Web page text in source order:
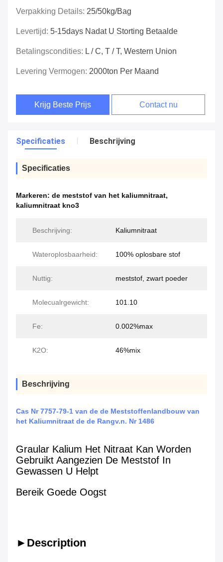
Verpakking Details: 25/50kg/bag
Levertijd: 5-15days Nadat U Storting Betaalde
Betalingscondities: L / C, T / T, Western Union
Levering Vermogen: 2000ton Per Maand
Krijg Beste Prijs Contact nu
Specificaties Beschrijving
Specificaties
Markeren: de meststof van het kaliumnitraat,
kaliumnitraat kno3
Beschrijving: Kaliumnitraat
Wateroplosbaarheid: 100% oplosbare stof
Nuttig: meststof, zwart poeder
Molecualrgewicht: 101.10
Fe: 0.002%max
K2O: 46%mix
Beschrijving
Cas Nr 7757-79-1 van de de Meststoffenlandbouw van
het Kaliumnitraat de de Rangv.n. Nr 1486
Graular Kalium Het Nitraat Kan Worden
Gebruikt Aangezien De Meststof In
Gewassen U Helpt
Bereik Goede Oogst
►Description